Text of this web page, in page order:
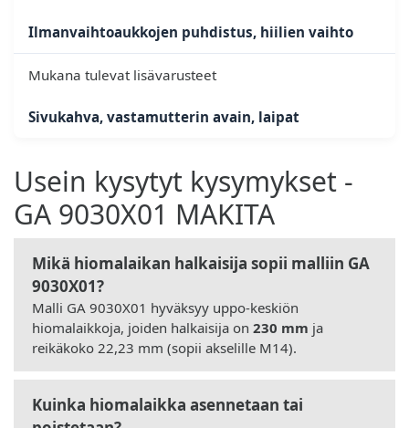
Ilmanvaihtoaukkojen puhdistus, hiilien vaihto
Mukana tulevat lisävarusteet
Sivukahva, vastamutterin avain, laipat
Usein kysytyt kysymykset -
GA 9030X01 MAKITA
Mikä hiomalaikan halkaisija sopii malliin GA
9030X01?
Malli GA 9030X01 hyväksyy uppo-keskiön
hiomalaikkoja, joiden halkaisija on 230 mm ja
reikäkoko 22,23 mm (sopii akselille M14).
Kuinka hiomalaikka asennetaan tai